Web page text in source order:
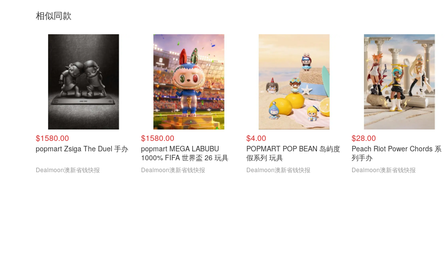
相似同款
$1580.00
popmart Zsiga The Duel 手办
Dealmoon澳新省钱快报
$1580.00
popmart MEGA LABUBU
1000% FIFA 世界盃 26 玩具
Dealmoon澳新省钱快报
$4.00
POPMART POP BEAN 岛屿度
假系列 玩具
Dealmoon澳新省钱快报
$28.00
Peach Riot Power Chords 系
列手办
Dealmoon澳新省钱快报